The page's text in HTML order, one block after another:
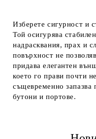
Изберете сигурност и
Той осигурява
надрасквания, прах и
повърхност не
придава елегантен
което го прави почти
същевременно запазва
бутони и портове.